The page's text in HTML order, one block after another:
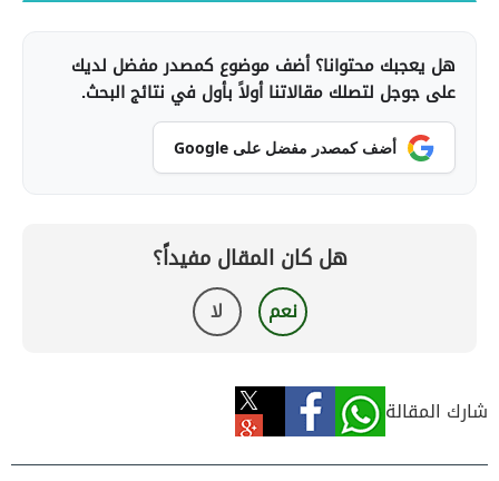
هل يعجبك محتوانا؟ أضف موضوع كمصدر مفضل لديك
على جوجل لتصلك مقالاتنا أولاً بأول في نتائج البحث.
أضف كمصدر مفضل على Google
هل كان المقال مفيداً؟
نعم لا
شارك المقالة